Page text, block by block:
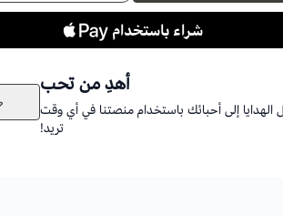
أهدِ من تحب
الهدايا إلى أحبائك باستخدام منصتنا في أي وقت
تريد!